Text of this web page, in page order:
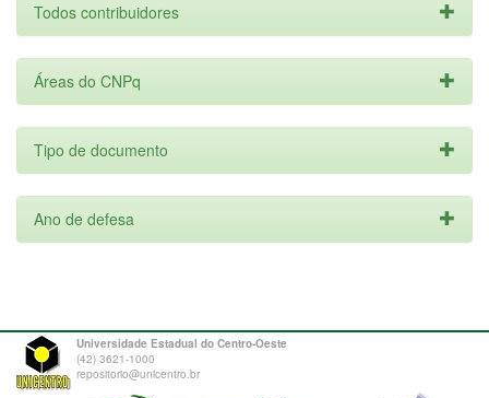
Todos contribuidores
Áreas do CNPq
Tipo de documento
Ano de defesa
Universidade Estadual do Centro-Oeste
(42) 3621-1000
repositorio@unicentro.br